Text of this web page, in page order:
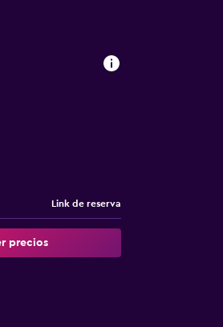
Link de reserva
precios